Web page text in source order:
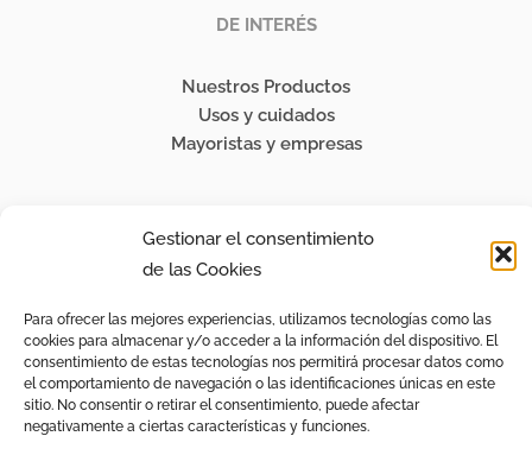
Gestionar el consentimiento
de las Cookies
Para ofrecer las mejores experiencias, utilizamos tecnologías como las
cookies para almacenar y/o acceder a la información del dispositivo. El
consentimiento de estas tecnologías nos permitirá procesar datos como
el comportamiento de navegación o las identificaciones únicas en este
sitio. No consentir o retirar el consentimiento, puede afectar
negativamente a ciertas características y funciones.
DE INTERÉS
Nuestros Productos
Usos y cuidados
Mayoristas y empresas
Instagram
LEGAL
Aviso Legal